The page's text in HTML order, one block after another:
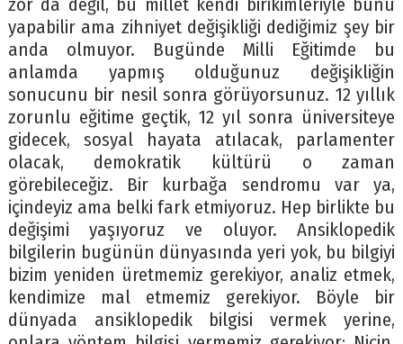
zor da değil, bu millet kendi birikimleriyle bunu
yapabilir ama zihniyet değişikliği dediğimiz şey bir
anda olmuyor. Bugünde Milli Eğitimde bu
anlamda yapmış olduğunuz değişikliğin
sonucunu bir nesil sonra görüyorsunuz. 12 yıllık
zorunlu eğitime geçtik, 12 yıl sonra üniversiteye
gidecek, sosyal hayata atılacak, parlamenter
olacak, demokratik kültürü o zaman
görebileceğiz. Bir kurbağa sendromu var ya,
içindeyiz ama belki fark etmiyoruz. Hep birlikte bu
değişimi yaşıyoruz ve oluyor. Ansiklopedik
bilgilerin bugünün dünyasında yeri yok, bu bilgiyi
bizim yeniden üretmemiz gerekiyor, analiz etmek,
kendimize mal etmemiz gerekiyor. Böyle bir
dünyada ansiklopedik bilgisi vermek yerine,